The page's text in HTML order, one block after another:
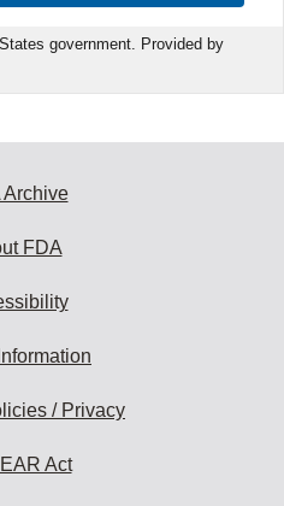
government. Provided by
Archive
FDA
/ Privacy
Act